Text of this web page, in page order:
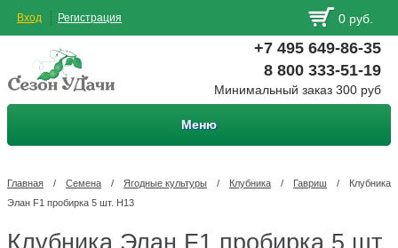
Вход Регистрация 0 руб.
+7 495 649-86-35
8 800 333-51-19
Минимальный заказ 300 руб
Меню
Главная / Семена / Ягодные культуры / Клубника / Гавриш /
Клубника
Элан F1 пробирка 5 шт. Н13